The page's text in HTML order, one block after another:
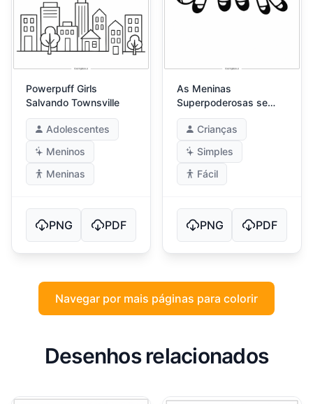
Powerpuff Girls
Salvando Townsville
Adolescentes
Meninos
Meninas
PNG PDF
As Meninas
Superpoderosas se
Abraçando
Crianças
Simples
Fácil
PNG PDF
Navegar por mais páginas para colorir
Desenhos relacionados